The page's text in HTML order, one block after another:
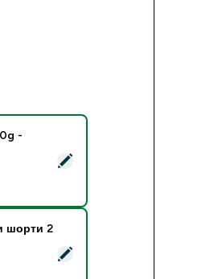
- 20 x 70g - Червен Портокал
-
ефирни шорти 2 в 1 — черни - XL
шорти 2